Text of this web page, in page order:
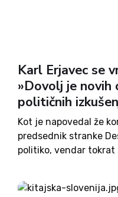
Karl Erjavec se
»Dovolj je novih
političnih
Kot je napovedal že
predsednik stranke
politiko, vendar tokrat
veščin, prav zato